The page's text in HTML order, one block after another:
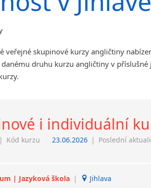
nad Labem
veřejné skupinové kurzy angličtiny
druhu kurzu angličtiny v
i individuální
| Kód kurzu 23.06.2026 | Poslední
| Jazyková škola | Jihlava